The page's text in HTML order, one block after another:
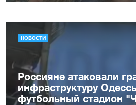
НОВОСТИ
Россияне атаковали
инфраструктуру
футбольный стадион